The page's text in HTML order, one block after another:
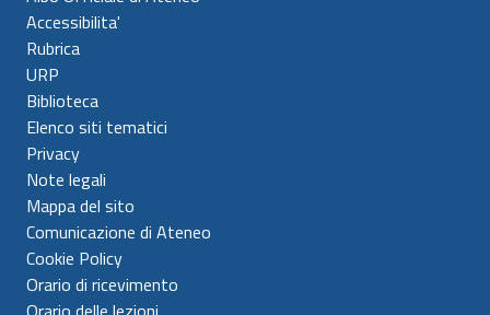
Accessibilita'
Rubrica
URP
Biblioteca
Elenco siti tematici
Privacy
Note legali
Mappa del sito
Comunicazione di Ateneo
Cookie Policy
Orario di ricevimento